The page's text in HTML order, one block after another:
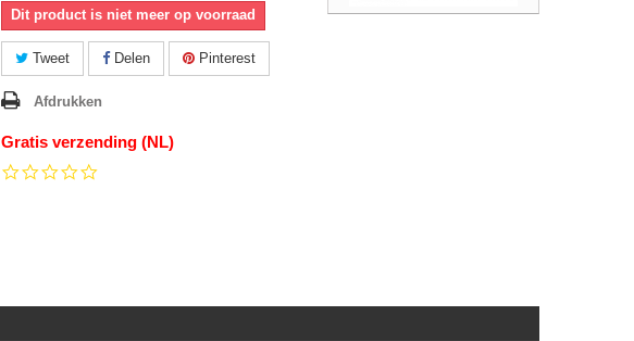
Dit product is niet meer op voorraad
Tweet Delen Pinterest
Afdrukken
Gratis verzending (NL)